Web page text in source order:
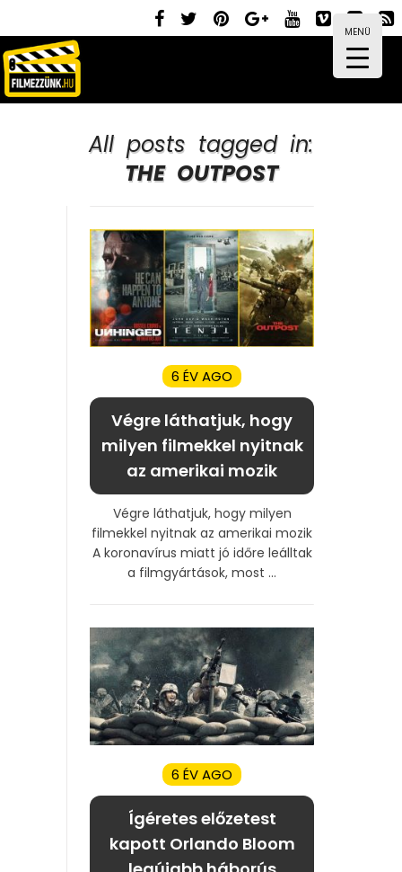
MENÜ
All posts tagged in:
THE OUTPOST
6 ÉV AGO
Végre láthatjuk, hogy
milyen filmekkel nyitnak
az amerikai mozik
Végre láthatjuk, hogy milyen
filmekkel nyitnak az amerikai mozik
A koronavírus miatt jó időre leálltak
a filmgyártások, most ...
6 ÉV AGO
Ígéretes előzetest
kapott Orlando Bloom